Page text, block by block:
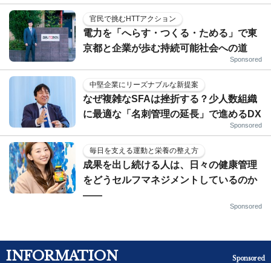
官民で挑むHTTアクション
電力を「へらす・つくる・ためる」で東
京都と企業が歩む持続可能社会への道
Sponsored
中堅企業にリーズナブルな新提案
なぜ複雑なSFAは挫折する？少人数組織
に最適な「名刺管理の延長」で進めるDX
Sponsored
毎日を支える運動と栄養の整え方
成果を出し続ける人は、日々の健康管理
をどうセルフマネジメントしているのか
——
Sponsored
INFORMATION Sponsored